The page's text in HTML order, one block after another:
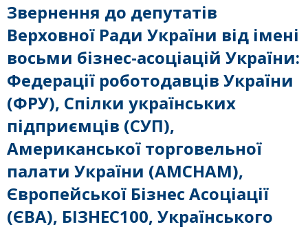
Звернення до депутатів
Верховної Ради України від імені
восьми бізнес-асоціацій України:
Федерації роботодавців України
(ФРУ), Спілки українських
підприємців (СУП),
Американської торговельної
палати України (AMCHAM),
Європейської Бізнес Асоціації
(ЄВА), БІЗНЕС100, Українського